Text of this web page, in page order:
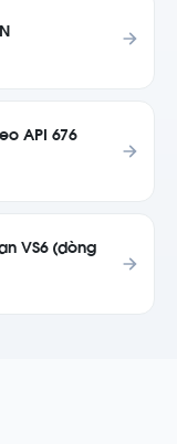
API 676
VS6 (dòng